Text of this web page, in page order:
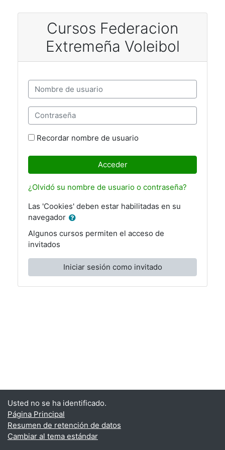
Cursos Federacion
Extremeña Voleibol
Nombre de usuario
Contraseña
Recordar nombre de usuario
Acceder
¿Olvidó su nombre de usuario o contraseña?
Las 'Cookies' deben estar habilitadas en su
navegador
Algunos cursos permiten el acceso de
invitados
Iniciar sesión como invitado
Usted no se ha identificado.
Página Principal
Resumen de retención de datos
Cambiar al tema estándar